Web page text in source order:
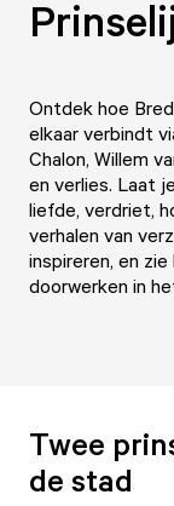
Ontdek hoe
elkaar verbindt
Chalon, Willem
en verlies. Laat
liefde, verdriet,
verhalen van
inspireren, en
doorwerken in
Twee
de stad